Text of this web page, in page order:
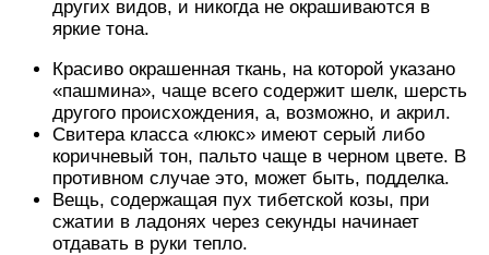
других видов, и никогда не окрашиваются в
яркие тона.
Красиво окрашенная ткань, на которой указано
«пашмина», чаще всего содержит шелк, шерсть
другого происхождения, а, возможно, и акрил.
Свитера класса «люкс» имеют серый либо
коричневый тон, пальто чаще в черном цвете. В
противном случае это, может быть, подделка.
Вещь, содержащая пух тибетской козы, при
сжатии в ладонях через секунды начинает
отдавать в руки тепло.